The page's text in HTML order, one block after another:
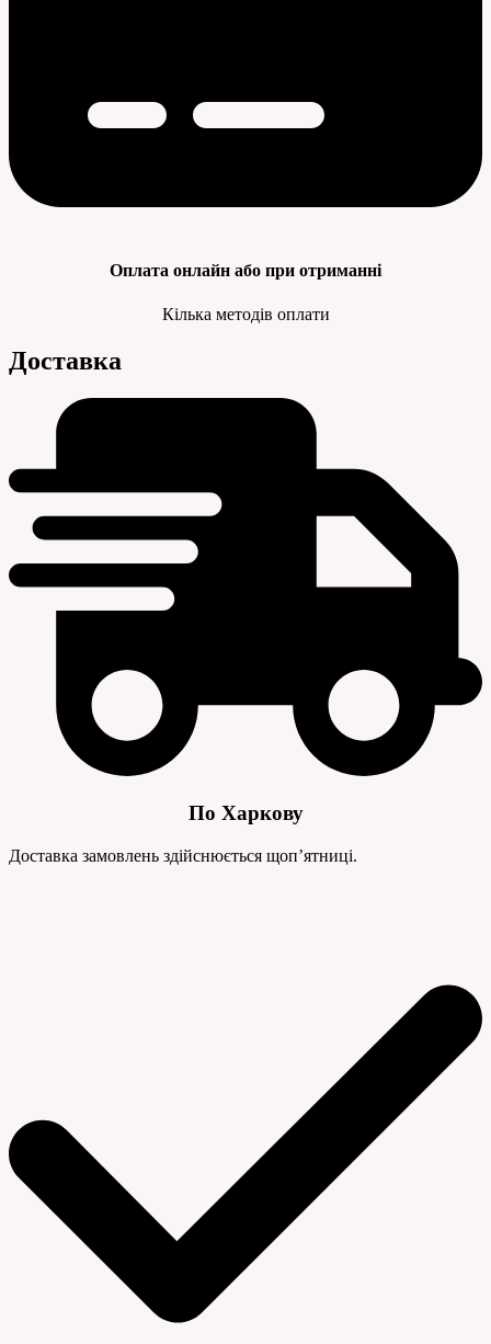
Оплата онлайн або при отриманні
Кілька методів оплати
Доставка
По Харкову
Доставка замовлень здійснюється щоп’ятниці.